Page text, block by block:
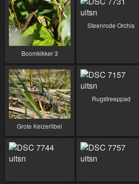
Boomkikker 3
Steenrode Orchis
Grote Keizerlibel
Rugstreeppad